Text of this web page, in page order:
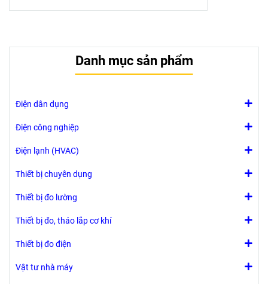
này là lựa chọn lý tưởng cho
mọi hệ thống điện trong
ngành công nghiệp.
Danh mục sản phẩm
Điện dân dụng
Điện công nghiệp
Điện lạnh (HVAC)
Thiết bị chuyên dụng
Thiết bị đo lường
Thiết bị đo, tháo lắp cơ khí
Thiết bị đo điện
Vật tư nhà máy